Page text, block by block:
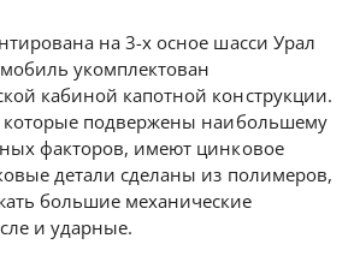
на 3-х осное шасси Урал
укомплектован
кабиной капотной конструкции.
которые подвержены наибольшему
факторов, имеют цинковое
детали сделаны из полимеров,
большие механические
и ударные.